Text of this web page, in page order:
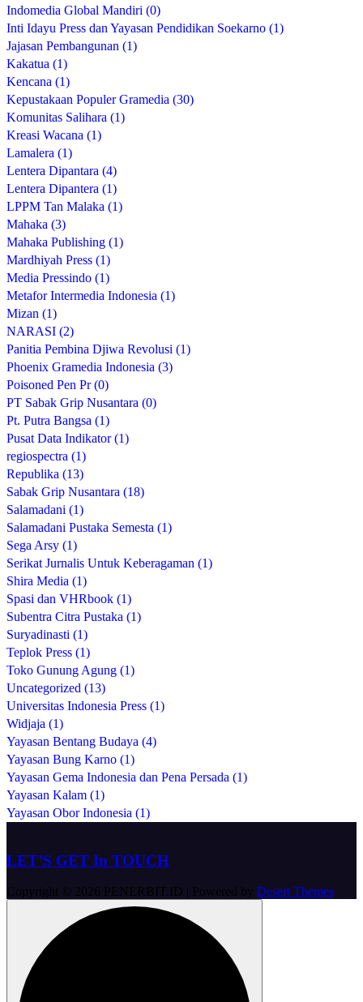
Indomedia Global Mandiri (0)
Inti Idayu Press dan Yayasan Pendidikan Soekarno (1)
Jajasan Pembangunan (1)
Kakatua (1)
Kencana (1)
Kepustakaan Populer Gramedia (30)
Komunitas Salihara (1)
Kreasi Wacana (1)
Lamalera (1)
Lentera Dipantara (4)
Lentera Dipantera (1)
LPPM Tan Malaka (1)
Mahaka (3)
Mahaka Publishing (1)
Mardhiyah Press (1)
Media Pressindo (1)
Metafor Intermedia Indonesia (1)
Mizan (1)
NARASI (2)
Panitia Pembina Djiwa Revolusi (1)
Phoenix Gramedia Indonesia (3)
Poisoned Pen Pr (0)
PT Sabak Grip Nusantara (0)
Pt. Putra Bangsa (1)
Pusat Data Indikator (1)
regiospectra (1)
Republika (13)
Sabak Grip Nusantara (18)
Salamadani (1)
Salamadani Pustaka Semesta (1)
Sega Arsy (1)
Serikat Jurnalis Untuk Keberagaman (1)
Shira Media (1)
Spasi dan VHRbook (1)
Subentra Citra Pustaka (1)
Suryadinasti (1)
Teplok Press (1)
Toko Gunung Agung (1)
Uncategorized (13)
Universitas Indonesia Press (1)
Widjaja (1)
Yayasan Bentang Budaya (4)
Yayasan Bung Karno (1)
Yayasan Gema Indonesia dan Pena Persada (1)
Yayasan Kalam (1)
Yayasan Obor Indonesia (1)
LET’S GET In TOUCH
Copyright © 2026 PENERBIT.ID | Powered by Desert Themes